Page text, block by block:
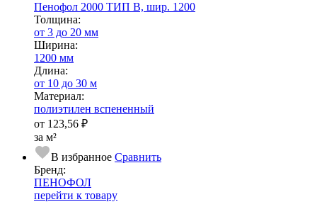
Пенофол 2000 ТИП B, шир. 1200
Тол­щи­на:
от 3 до 20 мм
Ширина:
1200 мм
Длина:
от 10 до 30 м
Ма­­те­­ри­­ал:
полиэтилен вспененный
от 123,56 ₽
за м²
В избранное Сравнить
Бренд:
ПЕНОФОЛ
перейти к товару